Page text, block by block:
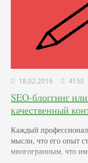
18.02.2016 4150
SEO-блоггинг
качественный
Каждый
мысли, что его опыт
многогранным, что